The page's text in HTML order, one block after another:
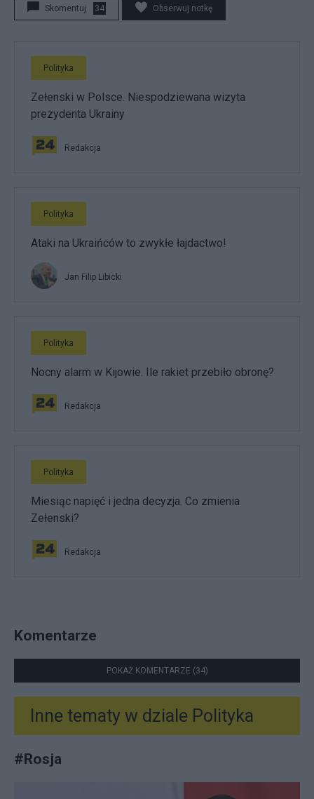
Skomentuj 34 Obserwuj notkę
Polityka
Zełenski w Polsce. Niespodziewana wizyta
prezydenta Ukrainy
Redakcja
Polityka
Ataki na Ukraińców to zwykłe łajdactwo!
Jan Filip Libicki
Polityka
Nocny alarm w Kijowie. Ile rakiet przebiło obronę?
Redakcja
Polityka
Miesiąc napięć i jedna decyzja. Co zmienia
Zełenski?
Redakcja
Komentarze
POKAŻ KOMENTARZE (34)
Inne tematy w dziale Polityka
#Rosja